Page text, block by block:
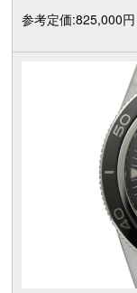
参考定価:825,000円